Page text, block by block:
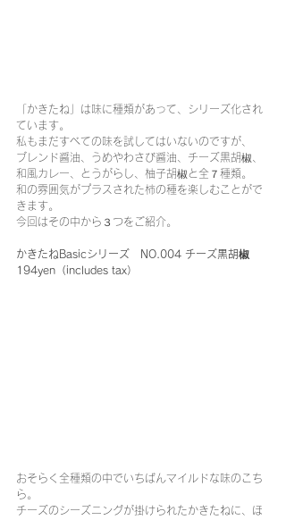
「かきたね」は味に種類があって、シリーズ化され
ています。
私もまだすべての味を試してはいないのですが、
ブレンド醤油、うめやわさび醤油、チーズ黒胡椒、
和風カレー、とうがらし、柚子胡椒と全７種類。
和の雰囲気がプラスされた柿の種を楽しむことがで
きます。
今回はその中から３つをご紹介。
かきたねBasicシリーズ　NO.004 チーズ黒胡椒
194yen（includes tax）
おそらく全種類の中でいちばんマイルドな味のこち
ら。
チーズのシーズニングが掛けられたかきたねに、ほ